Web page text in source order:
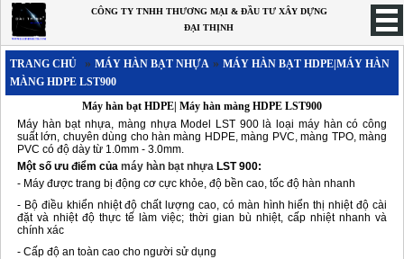
CÔNG TY TNHH THƯƠNG MẠI & ĐẦU TƯ XÂY DỰNG
ĐẠI THỊNH
TRANG CHỦ
MÁY HÀN BẠT NHỰA
Máy hàn nhựa - máy hàn bạt nhựa - máy hàn màng chống thấm tự động
Máy hàn nhựa - máy hàn màng chống thấm cầm tay
Máy hàn bạt nhựa trải lót hồ nuôi tôm chuyên dụng
Máy hàn bạt HDPE|Máy hàn màng HDPE LST900
Máy hàn bạt HDPE LST GM1
TRANG CHỦ » MÁY HÀN BẠT NHỰA » MÁY HÀN BẠT HDPE|MÁY HÀN
MÀNG HDPE LST900
Máy hàn bạt HDPE| Máy hàn màng HDPE LST900
Máy hàn bạt nhựa, màng nhựa Model LST 900 là loại máy hàn có công
suất lớn, chuyên dùng cho hàn màng HDPE, màng PVC, màng TPO, màng
PVC có độ dày từ 1.0mm - 3.0mm.
Một số ưu điểm củamáy hàn bạt nhựa LST 900:
- Máy được trang bị động cơ cực khỏe, độ bền cao, tốc độ hàn nhanh
- Bộ điều khiển nhiệt độ chất lượng cao, có màn hình hiển thị nhiệt độ cài
đặt và nhiệt độ thực tế làm việc; thời gian bù nhiệt, cấp nhiệt nhanh và
chính xác
- Cấp độ an toàn cao cho người sử dụng